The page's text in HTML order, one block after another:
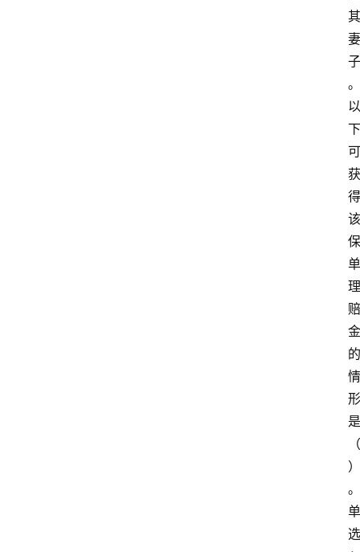
其
妻
子
。
以
下
可
获
得
该
保
单
理
赔
金
的
情
形
是
（
）
。
单
选